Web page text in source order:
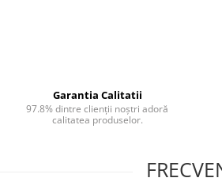
Garantia Calitatii
97.8% dintre clienții noștri adoră
calitatea produselor.